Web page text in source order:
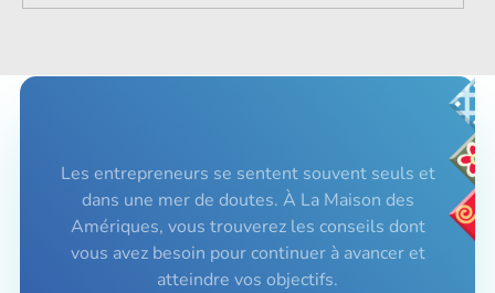
Les entrepreneurs se sentent souvent seuls et
dans une mer de doutes. À La Maison des
Amériques, vous trouverez les conseils dont
vous avez besoin pour continuer à avancer et
atteindre vos objectifs.